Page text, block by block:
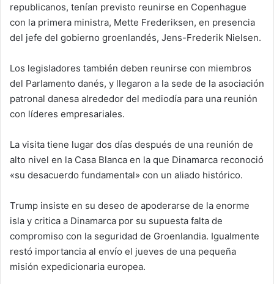
republicanos, tenían previsto reunirse en Copenhague
con la primera ministra, Mette Frederiksen, en presencia
del jefe del gobierno groenlandés, Jens-Frederik Nielsen.
Los legisladores también deben reunirse con miembros
del Parlamento danés, y llegaron a la sede de la asociación
patronal danesa alrededor del mediodía para una reunión
con líderes empresariales.
La visita tiene lugar dos días después de una reunión de
alto nivel en la Casa Blanca en la que Dinamarca reconoció
«su desacuerdo fundamental» con un aliado histórico.
Trump insiste en su deseo de apoderarse de la enorme
isla y critica a Dinamarca por su supuesta falta de
compromiso con la seguridad de Groenlandia. Igualmente
restó importancia al envío el jueves de una pequeña
misión expedicionaria europea.